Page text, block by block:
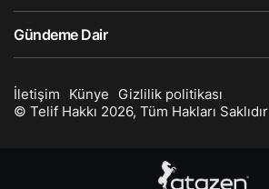
Gündeme Dair
İletişim Künye
Gizlilik politikası
© Telif Hakkı 2026, Tüm Hakları Saklıdır